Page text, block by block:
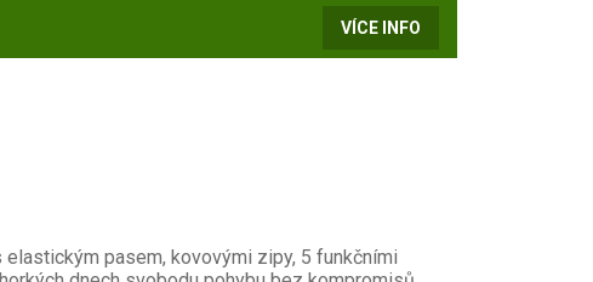
VÍCE INFO
pasem, kovovými zipy, 5 funkčními